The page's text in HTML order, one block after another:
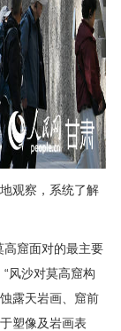
观察，系统了解
窟面对的最主要
风沙对莫高窟构
露天岩画、窟前
塑像及岩画表